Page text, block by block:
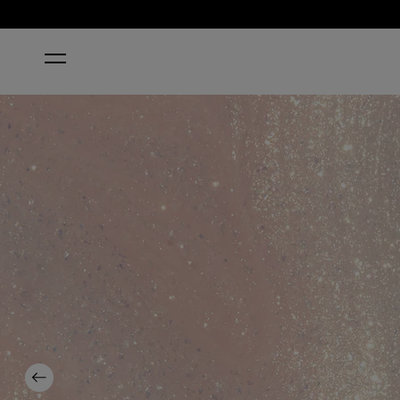
ACCUEIL MIRROR, MIRROR ON THE AWE
Previous